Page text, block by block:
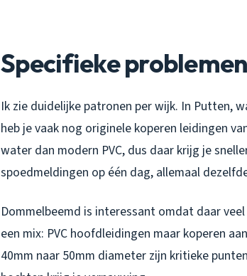
Specifieke
Ik zie duidelijke patronen per wijk. In Putten,
heb je vaak nog originele koperen leidingen
water dan modern PVC, dus daar krijg je
spoedmeldingen op één dag, allemaal
Dommelbeemd is interessant omdat daar
een mix: PVC hoofdleidingen maar koperen
40mm naar 50mm diameter zijn kritieke